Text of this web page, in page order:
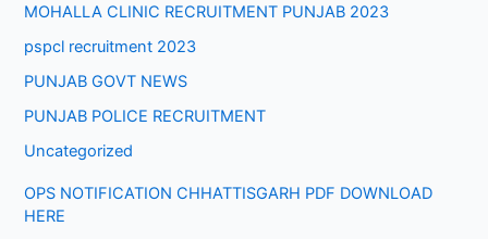
MOHALLA CLINIC RECRUITMENT PUNJAB 2023
pspcl recruitment 2023
PUNJAB GOVT NEWS
PUNJAB POLICE RECRUITMENT
Uncategorized
OPS NOTIFICATION CHHATTISGARH PDF DOWNLOAD
HERE